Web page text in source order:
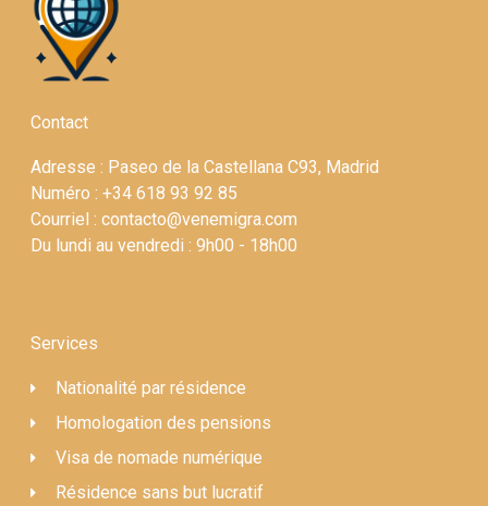
Contact
Adresse : Paseo de la Castellana C93, Madrid
Numéro : +34 618 93 92 85
Courriel : contacto@venemigra.com
Du lundi au vendredi : 9h00 - 18h00
Services
Nationalité par résidence
Homologation des pensions
Visa de nomade numérique
Résidence sans but lucratif